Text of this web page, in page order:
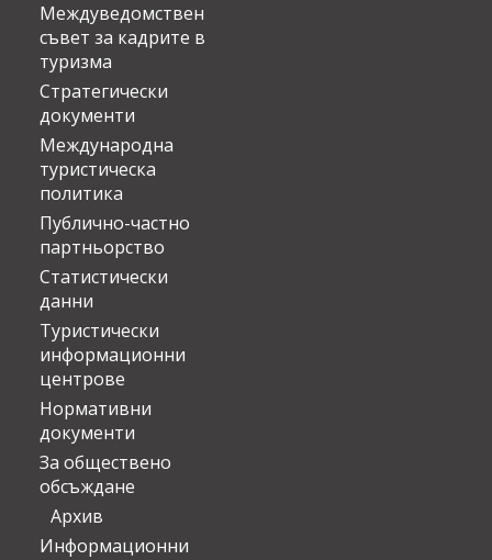
Междуведомствен
съвет за кадрите в
туризма
Стратегически
документи
Международна
туристическа
политика
Публично-частно
партньорство
Статистически
данни
Туристически
информационни
центрове
Нормативни
документи
За обществено
обсъждане
Архив
Информационни